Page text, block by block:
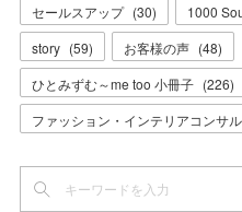
セールスアップ (30) 1000
story (59) お客様の声 (48)
ひとみずむ～me too 小冊子 (226)
ファッション・インテリアコンサル